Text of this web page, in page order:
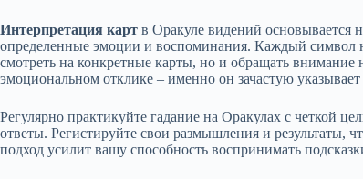
Интерпретация карт в Оракуле видений основывается
определенные эмоции и воспоминания. Каждый символ
смотреть на конкретные карты, но и обращать
эмоциональном отклике – именно он зачастую
Регулярно практикуйте гадание на Оракулах с четкой
ответы. Регистируйте свои размышления и результаты,
подход усилит вашу способность воспринимать